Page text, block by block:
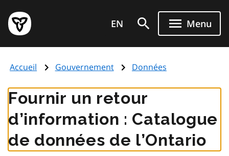
au
contenu
principal
Page
d'accueil
de
EN Menu
Accueil Gouvernement Données
Fournir un retour
d’information : Catalogue
de données de l’Ontario